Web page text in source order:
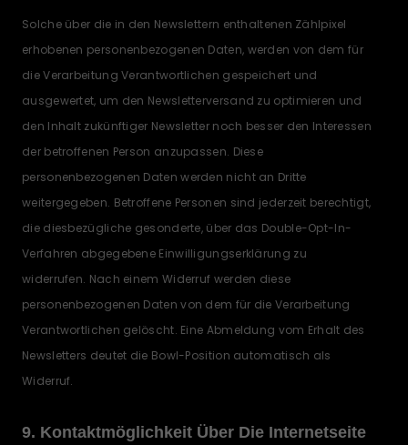
Solche über die in den Newslettern enthaltenen Zählpixel
erhobenen personenbezogenen Daten, werden von dem für
die Verarbeitung Verantwortlichen gespeichert und
ausgewertet, um den Newsletterversand zu optimieren und
den Inhalt zukünftiger Newsletter noch besser den Interessen
der betroffenen Person anzupassen. Diese
personenbezogenen Daten werden nicht an Dritte
weitergegeben. Betroffene Personen sind jederzeit berechtigt,
die diesbezügliche gesonderte, über das Double-Opt-In-
Verfahren abgegebene Einwilligungserklärung zu
widerrufen. Nach einem Widerruf werden diese
personenbezogenen Daten von dem für die Verarbeitung
Verantwortlichen gelöscht. Eine Abmeldung vom Erhalt des
Newsletters deutet die Bowl-Position automatisch als
Widerruf.
9. Kontaktmöglichkeit Über Die Internetseite